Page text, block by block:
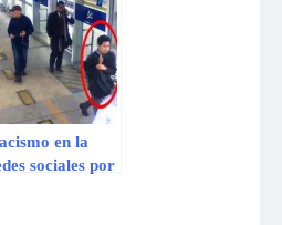
las redes
en la
sociales por